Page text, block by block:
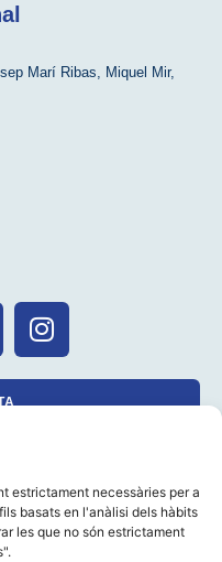
estrictament necessàries per a
basats en l'anàlisi dels hàbits
les que no són estrictament
Marí Ribas Miquel Mir,
AVÍS LEGAL
POLÍTICA DE PRIVACITAT